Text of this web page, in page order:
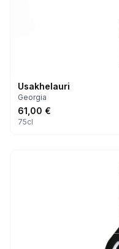
Usakhelauri
Georgia
61,00 €
75cl